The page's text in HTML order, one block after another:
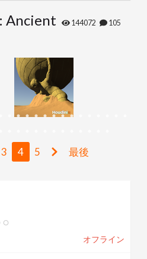
Ancient 144072 105
3 4 5 最後
オフライン